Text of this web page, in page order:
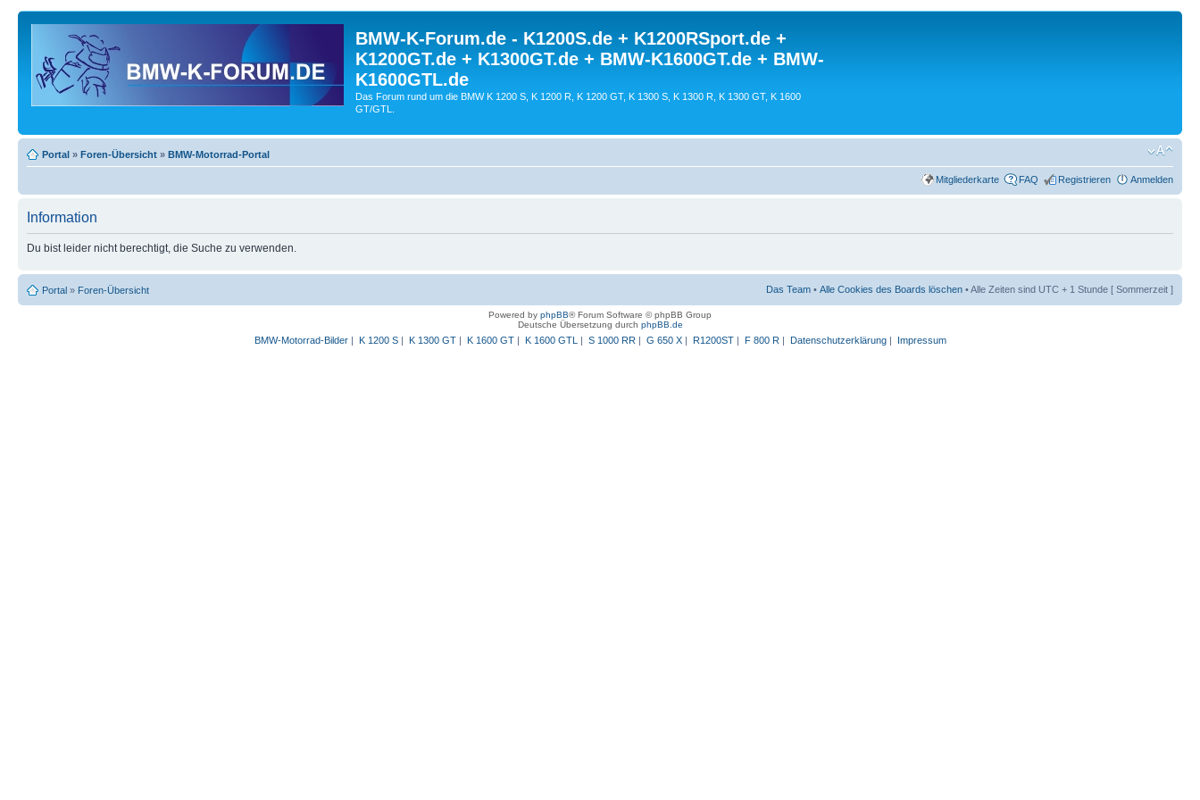
BMW-K-Forum.de - K1200S.de + K1200RSport.de +
K1200GT.de + K1300GT.de + BMW-K1600GT.de + BMW-
K1600GTL.de
Das Forum rund um die BMW K 1200 S, K 1200 R, K 1200 GT, K 1300 S, K 1300 R, K 1300 GT, K 1600
GT/GTL.
Portal » Foren-Übersicht » BMW-Motorrad-Portal
Mitgliederkarte FAQ Registrieren Anmelden
Information
Du bist leider nicht berechtigt, die Suche zu verwenden.
Portal » Foren-Übersicht Das Team • Alle Cookies des Boards löschen • Alle Zeiten sind UTC + 1 Stunde [ Sommerzeit ]
Powered by phpBB® Forum Software © phpBB Group
Deutsche Übersetzung durch phpBB.de
BMW-Motorrad-Bilder| K 1200 S| K 1300 GT| K 1600 GT| K 1600 GTL | S 1000 RR | G 650 X| R1200ST| F 800 R | Datenschutzerklärung| Impressum